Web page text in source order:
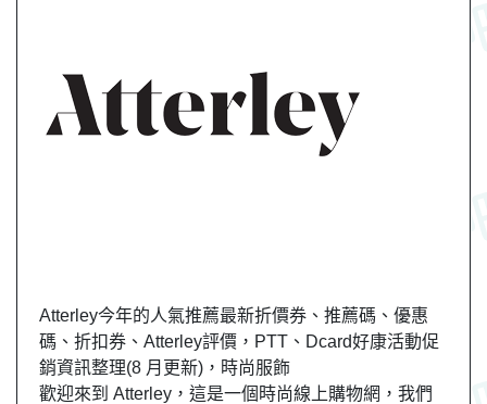
Atterley今年的人氣推薦最新折價券、推薦碼、優惠
碼、折扣券、Atterley評價，PTT、Dcard好康活動促
銷資訊整理(8 月更新)，時尚服飾
歡迎來到 Atterley，這是一個時尚線上購物網，我們